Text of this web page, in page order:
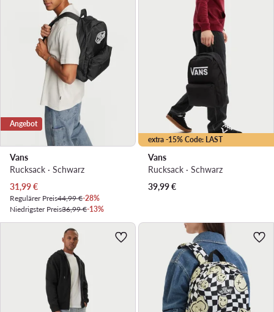
Angebot
Vans
Rucksack · Schwarz
Aktueller Preis
31,99€
Regulärer Preis44,99 €-28%
Niedrigster Preis36,99 €-13%
extra -15% Code: LAST
Vans
Rucksack · Schwarz
39,99€